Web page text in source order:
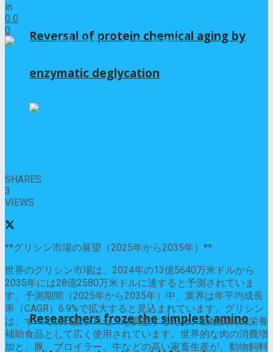
Reversal of protein chemical aging by
enzymatic deglycation
Researchers froze the simplest amino
in
0 0
0
SHARES
3
VIEWS
**グリシン市場の展望（2025年から2035年）**
世界のグリシン市場は、2024年の13億5640万米ドルから
2035年には28億2580万米ドルに達すると予測されていま
す。予測期間（2025年から2035年）中、業界は年平均成長
率（CAGR）6.9%で拡大すると見込まれています。グリシン
は、すべての代謝プロセスを調整するため、動物飼料の栄養
補助食品として広く使用されています。世界的な肉の消費増
加と、豚、ブロイラー、牛などの高い家畜生産が、動物飼料